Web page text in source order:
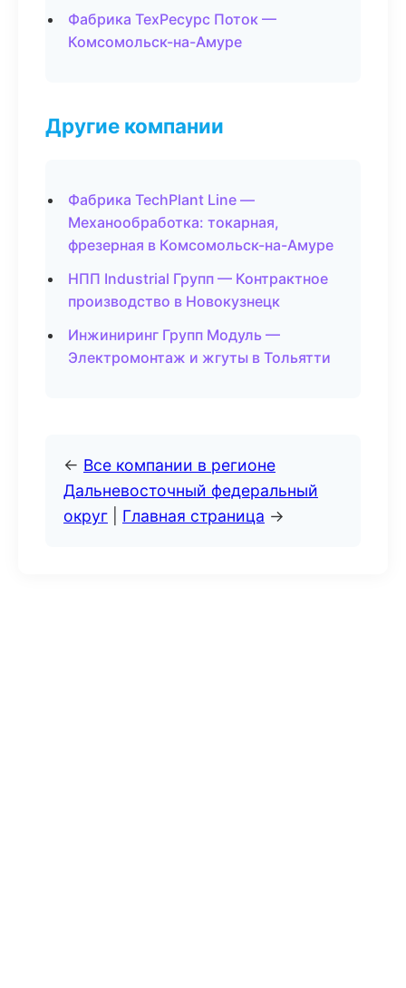
Фабрика ТехРесурс Поток —
Комсомольск-на-Амуре
Другие компании
Фабрика TechPlant Line —
Механообработка: токарная,
фрезерная в Комсомольск-на-Амуре
НПП Industrial Групп — Контрактное
производство в Новокузнецк
Инжиниринг Групп Модуль —
Электромонтаж и жгуты в Тольятти
← Все компании в регионе
Дальневосточный федеральный
округ
Главная страница →